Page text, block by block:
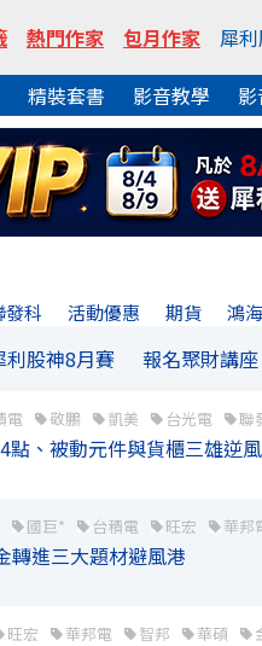
熱門作家 包月作家 犀
精裝套書 影音教學
發科 活動優惠 期貨 鴻海
利股神8月賽 報名聚財講座
電 敬鵬 凱美 台光電 聯
、被動元件與貨櫃三雄逆
國巨* 台積電 旺宏 華邦
進三大題材避風港
旺宏 華邦電 智邦 華碩